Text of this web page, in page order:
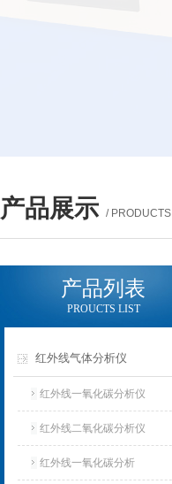
产品展示 / PRODUCTS
产品列表
PROUCTS LIST
红外线气体分析仪
红外线一氧化碳分析仪
红外线二氧化碳分析仪
红外线一氧化碳分析